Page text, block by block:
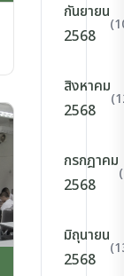
กันยายน
2568
สิงหาคม
2568
กรกฎาคม
2568
มิถุนายน
2568